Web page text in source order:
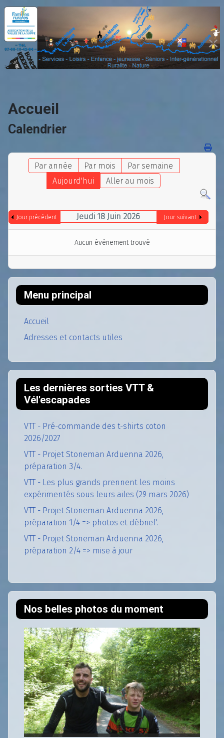
Accueil
Calendrier
Par année Par mois
Par semaine
Aujourd'hui
Aller au mois
Jour précédent Jeudi 18 Juin 2026 Jour suivant
Aucun évènement trouvé
Menu principal
Accueil
Adresses et contacts utiles
Les dernières sorties VTT &
Vél'escapades
VTT - Pré-commande des t-shirts coton
2026/2027
VTT - Projet Stoneman Arduenna 2026,
préparation 3/4.
VTT - Les plus grands prennent les moins
expérimentés sous leurs ailes (29 mars 2026)
VTT - Projet Stoneman Arduenna 2026,
préparation 1/4 => photos et débrief'.
VTT - Projet Stoneman Arduenna 2026,
préparation 2/4 => mise à jour
Nos belles photos du moment